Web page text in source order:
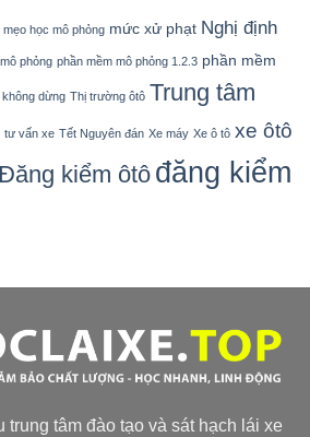
mẹo học mô phỏng mức xử phạt Nghị định
phỏng phần mềm mô phỏng 1.2.3 phần mềm
dừng Thị trường ôtô Trung tâm
tư vấn xe Tết Nguyên đán Xe máy Xe ô tô xe ôtô
kiểm ôtô đăng kiểm
trung tâm đào tạo và sát hạch lái xe